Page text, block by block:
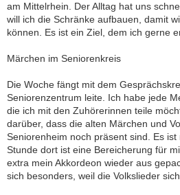
am Mittelrhein. Der Alltag hat uns
will ich die Schränke aufbauen, damit
können. Es ist ein Ziel, dem ich gerne
Märchen im Seniorenkreis
Die Woche fängt mit dem
Seniorenzentrum leite. Ich habe jede
die ich mit den Zuhörerinnen teile
darüber, dass die alten Märchen und
Seniorenheim noch präsent sind. Es
Stunde dort ist eine Bereicherung für
extra mein Akkordeon wieder aus
sich besonders, weil die Volkslieder